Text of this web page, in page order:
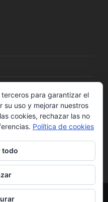
los derechos
para garantizar el
su uso y mejorar nuestros
cookies, rechazar las no
Política de cookies
todo